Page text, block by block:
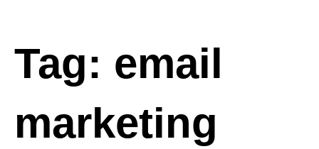
Tag: email
marketing